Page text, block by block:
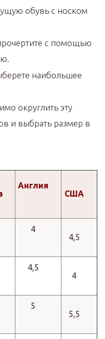
обувь с носком
с помощью
наибольшее
округлить эту
и выбрать размер в
Англия
США
4
4,5
4,5
4
5
5,5